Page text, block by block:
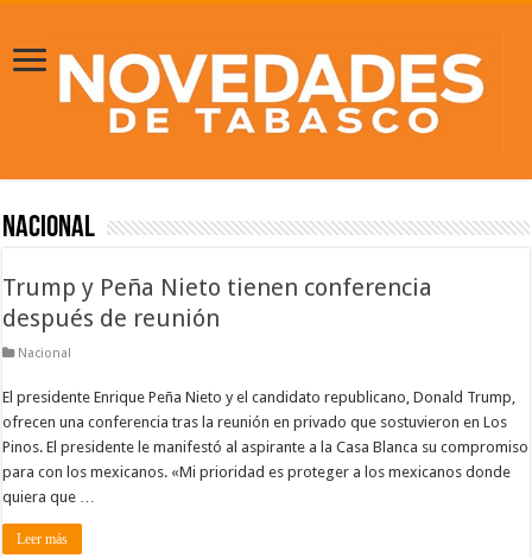
Nacional
Trump y Peña Nieto tienen conferencia
después de reunión
Nacional
El presidente Enrique Peña Nieto y el candidato republicano, Donald Trump,
ofrecen una conferencia tras la reunión en privado que sostuvieron en Los
Pinos. El presidente le manifestó al aspirante a la Casa Blanca su compromiso
para con los mexicanos. «Mi prioridad es proteger a los mexicanos donde
quiera que …
Leer más